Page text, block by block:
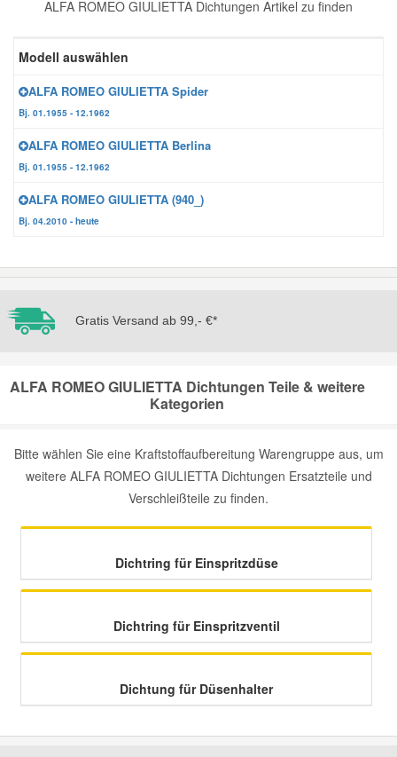
ALFA ROMEO GIULIETTA Dichtungen Artikel zu finden
Modell auswählen
ALFA ROMEO GIULIETTA Spider
Bj. 01.1955 - 12.1962
ALFA ROMEO GIULIETTA Berlina
Bj. 01.1955 - 12.1962
ALFA ROMEO GIULIETTA (940_)
Bj. 04.2010 - heute
Gratis Versand ab 99,- €*
ALFA ROMEO GIULIETTA Dichtungen Teile & weitere
Kategorien
Bitte wählen Sie eine Kraftstoffaufbereitung Warengruppe aus, um
weitere ALFA ROMEO GIULIETTA Dichtungen Ersatzteile und
Verschleißteile zu finden.
Dichtring für Einspritzdüse
Dichtring für Einspritzventil
Dichtung für Düsenhalter
Zündanlage und Glühanlage
Kia Ersatzteile
Lancia Ersatzteile
Mercedes Ersatzteile
Mitsubishi Ersatzteile
Nissan Ersatzteile
Porsche Ersatzteile
Seat Ersatzteile